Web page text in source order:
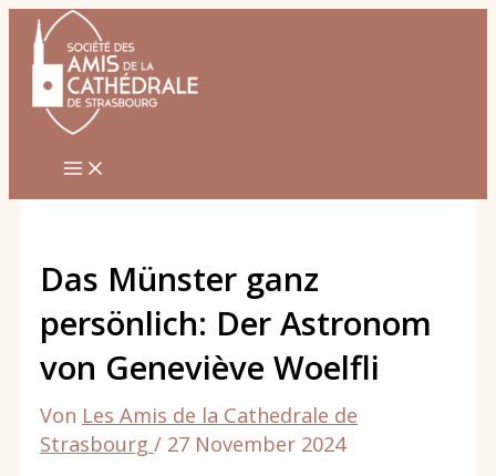
Zum
Inhalt
springen
Das Münster ganz
persönlich: Der Astronom
von Geneviève Woelfli
Von Les Amis de la Cathedrale de
Strasbourg/ 27 November 2024